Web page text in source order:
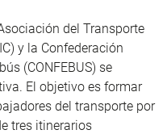
del Transporte
y la Confederación
(CONFEBUS) se
El objetivo es formar
del transporte por
tres itinerarios